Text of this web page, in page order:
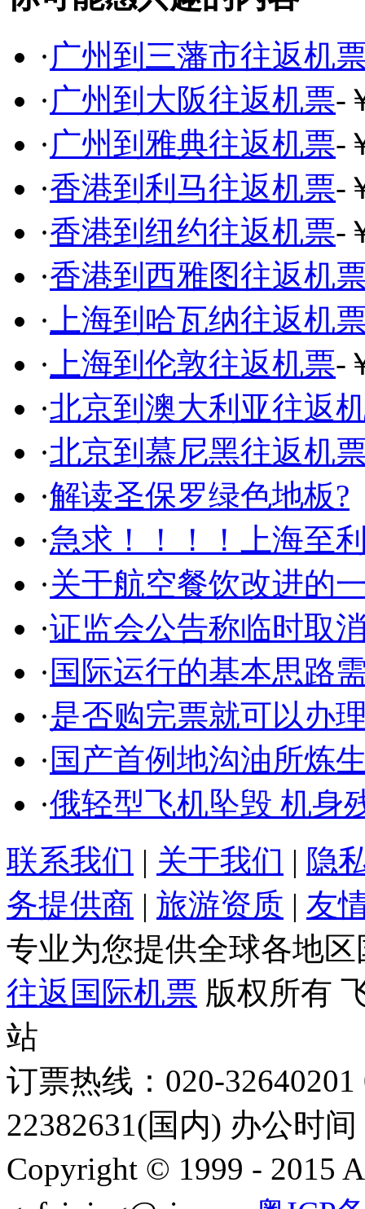
·广州到三藩市往返机
·广州到大阪往返机票-
·广州到雅典往返机票-
·香港到利马往返机票-
·香港到纽约往返机票-
·香港到西雅图往返机
· 上海到哈瓦纳往返机
· 上海到伦敦往返机票-
·北京到澳大利亚往返
·北京到慕尼黑往返机
·解读圣保罗绿色地板?
·急求！！！！上海至
·关于航空餐饮改进的
·证监会公告称临时取
· 国际运行的基本思路
·是否购完票就可以办
· 国产首例地沟油所炼
·俄轻型飞机坠毁 机身
联系我们 | 关于我们 | 隐
务提供商 | 旅游资质 | 友
专业为您提供全球各地
往返国际机票 版权所有
站
订票热线：020-
22382631(国内) 办公时
Copyright © 1999 - 2015